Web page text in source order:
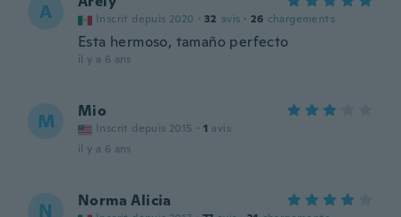
A Inscrit depuis 2020 · 32 avis · 26 chargements
Esta hermoso, tamaño perfecto
il y a 6 ans
M Mio
Inscrit depuis 2015 · 1 avis
il y a 6 ans
N Norma Alicia